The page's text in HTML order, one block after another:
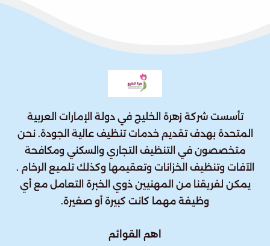
تأسست شركة زهرة الخليج في دولة الإمارات العربية
المتحدة بهدف تقديم خدمات تنظيف عالية الجودة. نحن
متخصصون في التنظيف التجاري والسكني ومكافحة
الآفات وتنظيف الخزانات وتعقيمها وكذلك تلميع الرخام .
يمكن لفريقنا من المهنيين ذوي الخبرة التعامل مع أي
وظيفة مهما كانت كبيرة أو صغيرة.
اهم القوائم